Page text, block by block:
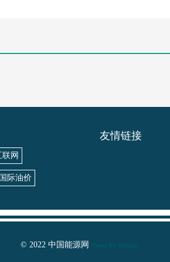
联网
国际油价
友情链接
© 2022 中国能源网 Theme By YeahZan